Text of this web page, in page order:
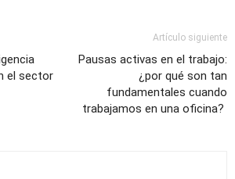
el sector
Artículo siguiente
Pausas activas en el trabajo:
¿por qué son tan
fundamentales cuando
trabajamos en una oficina?